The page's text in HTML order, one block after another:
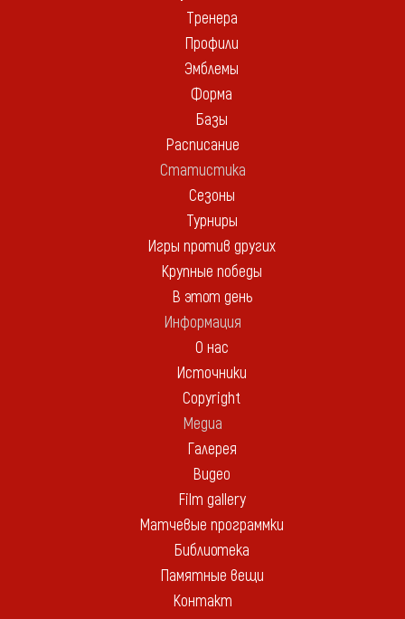
Тренера
Профили
Эмблемы
Форма
Базы
Расписание
Статистика
Сезоны
Турниры
Игры против других
Крупные победы
В этот день
Информация
О нас
Источники
Copyright
Медиа
Галерея
Видео
Film gallery
Матчевые программки
Библиотека
Памятные вещи
Контакт